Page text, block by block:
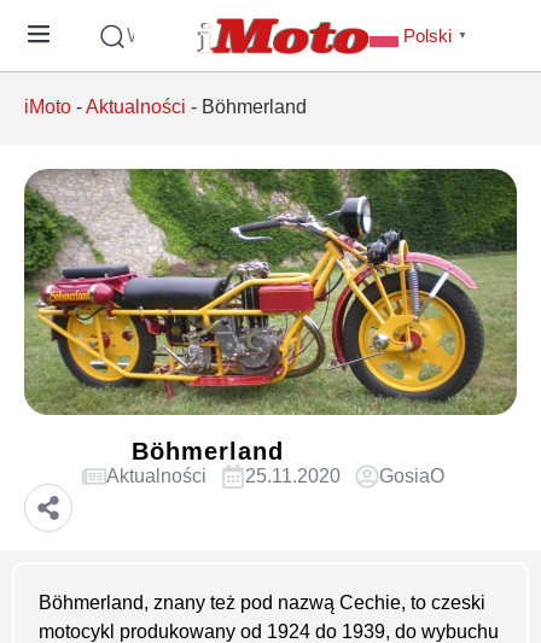
Wyszukaj Polski ▼
iMoto -Aktualności - Böhmerland
Böhmerland
Aktualności 25.11.2020 GosiaO
Böhmerland, znany też pod nazwą Cechie, to czeski
motocykl produkowany od 1924 do 1939, do wybuchu